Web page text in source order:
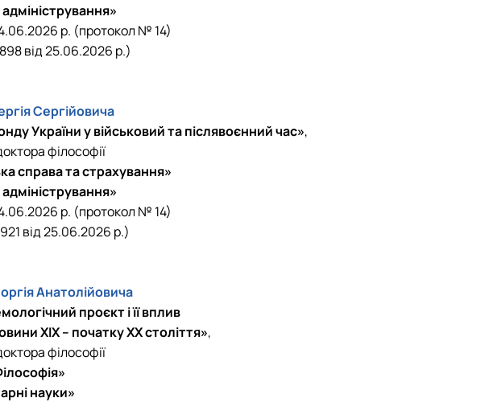
р. (протокол № 14)
від 25.06.2026 р.)
Сергійовича
України у військовий та післявоєнний час»,
філософії
справа та страхування»
р. (протокол № 14)
від 25.06.2026 р.)
Анатолійовича
проєкт і її вплив
XIX – початку XX століття»,
філософії
науки»